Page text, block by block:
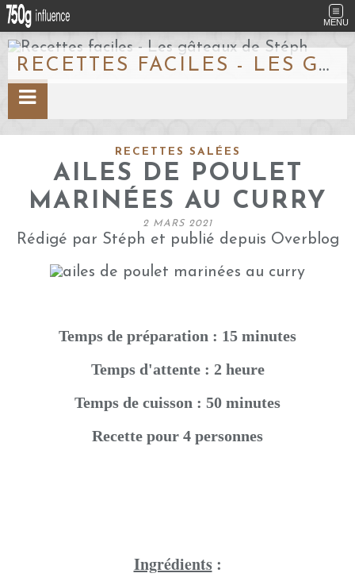
MENU
RECETTES FACILES - LES GÂTEAUX DE STÉPH
RECETTES SALÉES
AILES DE POULET
MARINÉES AU CURRY
2 MARS 2021
Rédigé par Stéph et publié depuis Overblog
Temps de préparation : 15 minutes
Temps d'attente : 2 heure
Temps de cuisson : 50 minutes
Recette pour 4 personnes
Ingrédients: